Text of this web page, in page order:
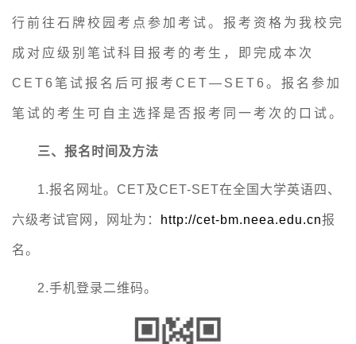
行前往石牌校园考点参加考试。报考资格为我校完
成对应级别笔试科目报考的考生， 即 完成本次
CET6笔试报名后可报考CET—SET6。报名参加
笔试的考生可自主选择是否报考同一考次的口试。
三、报名时间及方法
1.报名网址。CET及CET-SET在全国大学英语四、
六级考试官网，网址为： http://cet-bm.neea.edu.cn报
名。
2.手机登录二维码。